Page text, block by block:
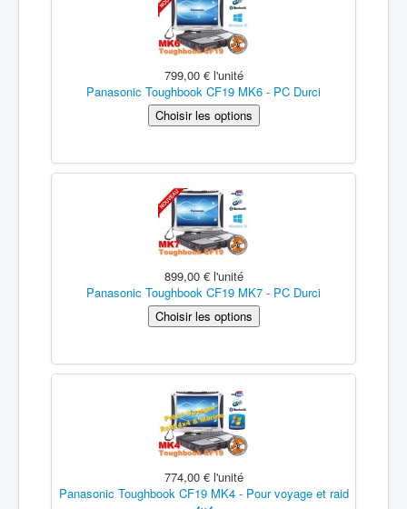
799,00 € l'unité
Panasonic Toughbook CF19 MK6 - PC Durci
899,00 € l'unité
Panasonic Toughbook CF19 MK7 - PC Durci
774,00 € l'unité
Panasonic Toughbook CF19 MK4 - Pour voyage et raid